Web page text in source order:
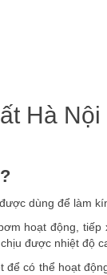
Hà
dùng để làm
hoạt động, tiếp
được nhiệt độ
để có thể hoạt